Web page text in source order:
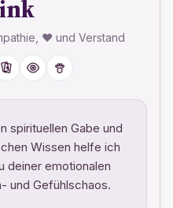
♥ und Verstand
spirituellen Gabe und
Wissen helfe ich
deiner emotionalen
und Gefühlschaos.